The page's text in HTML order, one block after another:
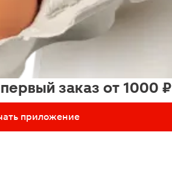
заказ от 1000 ₽
приложение